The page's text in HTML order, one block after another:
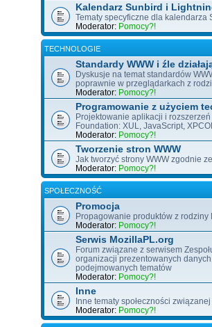
Kalendarz Sunbird i
Tematy specyficzne dla kalendarza
Moderator: Pomocy?!
TECHNOLOGIE
Standardy WWW i źle
Dyskusje na temat standardów
poprawnie w przeglądarkach z
Moderator: Pomocy?!
Programowanie z użyciem
Projektowanie aplikacji i
Foundation: XUL, JavaScript,
Moderator: Pomocy?!
Tworzenie stron WWW
Jak tworzyć strony WWW zgodnie
Moderator: Pomocy?!
SPOŁECZNOŚĆ
Promocja
Propagowanie produktów z rodziny
Moderator: Pomocy?!
Serwis MozillaPL.org
Forum związane z serwisem
organizacji prezentowanych
podejmowanych tematów
Moderator: Pomocy?!
Inne
Inne tematy społeczności
Moderator: Pomocy?!